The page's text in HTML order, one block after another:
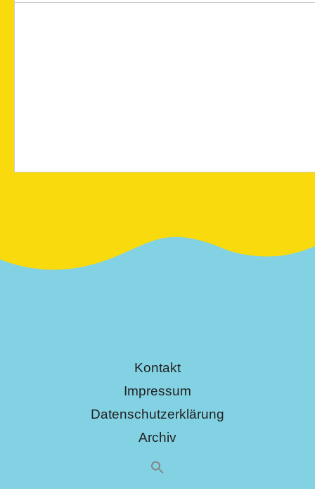
Kontakt
Impressum
Datenschutzerklärung
Archiv